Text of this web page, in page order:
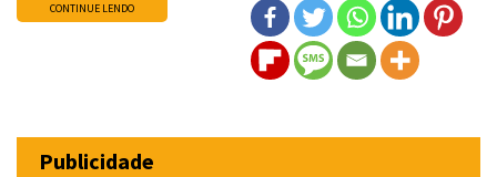
CONTINUE LENDO
Publicidade